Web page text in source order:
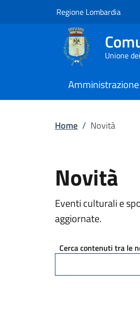
Vai al contenuto principale
Novità |Regione Lombardia
Unione
Amministrazione
Home / Novità
Novità
Eventi culturali e
aggiornate.
Cerca contenuti tra le